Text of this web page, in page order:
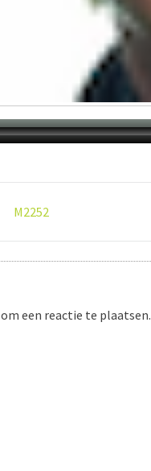
M2252
om een reactie te plaatsen.